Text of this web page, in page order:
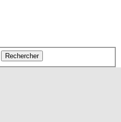
Rechercher